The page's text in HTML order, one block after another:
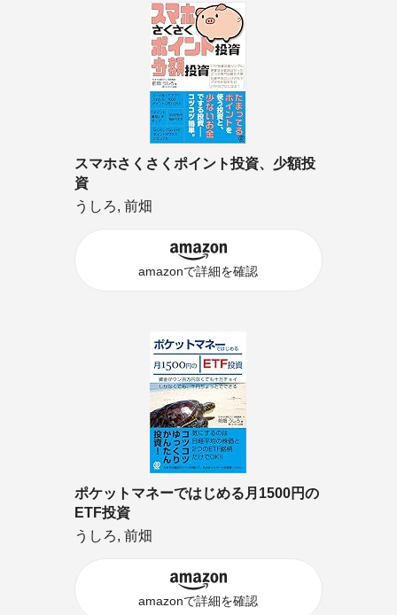
スマホさくさくポイント投資、少額投
資
うしろ, 前畑
amazonで詳細を確認
ポケットマネーではじめる月1500円の
ETF投資
うしろ, 前畑
amazonで詳細を確認